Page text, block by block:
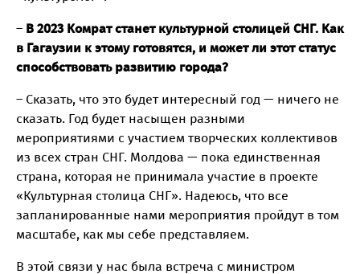
– В 2023 Комрат станет культурной столицей СНГ. Как
в Гагаузии к этому готовятся, и может ли этот статус
способствовать развитию города?
– Сказать, что это будет интересный год — ничего не
сказать. Год будет насыщен разными
мероприятиями с участием творческих коллективов
из всех стран СНГ. Молдова — пока единственная
страна, которая не принимала участие в проекте
«Культурная столица СНГ». Надеюсь, что все
запланированные нами мероприятия пройдут в том
масштабе, как мы себе представляем.
В этой связи у нас была встреча с министром